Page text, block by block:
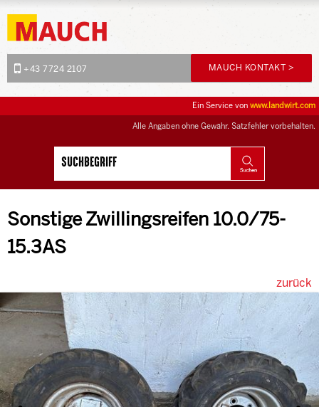
+43 7724 2107 MAUCH KONTAKT >
Alle Angaben ohne Gewähr. Satzfehler vorbehalten.
Ein Service von www.landwirt.com
Sonstige Zwillingsreifen 10.0/75-
15.3AS
zurück